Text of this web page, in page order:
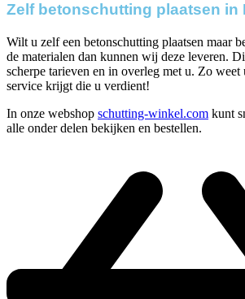
Zelf betonschutting plaatsen in
Wilt u zelf een betonschutting plaatsen maar
de materialen dan kunnen wij deze leveren.
scherpe tarieven en in overleg met u. Zo weet
service krijgt die u verdient!
In onze webshop schutting-winkel.com kunt
alle onder delen bekijken en bestellen.